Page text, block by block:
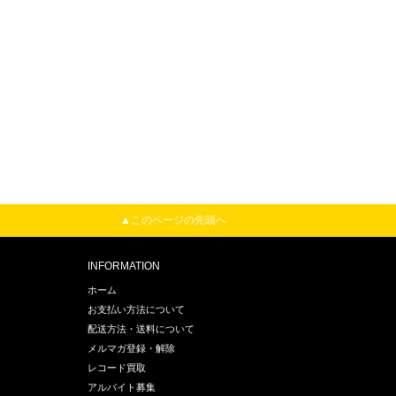
▲このページの先頭へ
INFORMATION
ホーム
お支払い方法について
配送方法・送料について
メルマガ登録・解除
レコード買取
アルバイト募集